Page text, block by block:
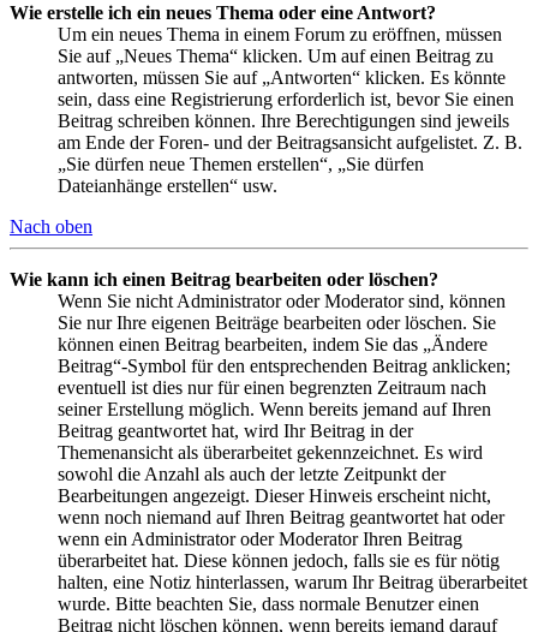
Wie erstelle ich ein neues Thema oder eine Antwort?
Um ein neues Thema in einem Forum zu eröffnen, müssen
Sie auf „Neues Thema“ klicken. Um auf einen Beitrag zu
antworten, müssen Sie auf „Antworten“ klicken. Es könnte
sein, dass eine Registrierung erforderlich ist, bevor Sie einen
Beitrag schreiben können. Ihre Berechtigungen sind jeweils
am Ende der Foren- und der Beitragsansicht aufgelistet. Z. B.
„Sie dürfen neue Themen erstellen“, „Sie dürfen
Dateianhänge erstellen“ usw.
Nach oben
Wie kann ich einen Beitrag bearbeiten oder löschen?
Wenn Sie nicht Administrator oder Moderator sind, können
Sie nur Ihre eigenen Beiträge bearbeiten oder löschen. Sie
können einen Beitrag bearbeiten, indem Sie das „Ändere
Beitrag“-Symbol für den entsprechenden Beitrag anklicken;
eventuell ist dies nur für einen begrenzten Zeitraum nach
seiner Erstellung möglich. Wenn bereits jemand auf Ihren
Beitrag geantwortet hat, wird Ihr Beitrag in der
Themenansicht als überarbeitet gekennzeichnet. Es wird
sowohl die Anzahl als auch der letzte Zeitpunkt der
Bearbeitungen angezeigt. Dieser Hinweis erscheint nicht,
wenn noch niemand auf Ihren Beitrag geantwortet hat oder
wenn ein Administrator oder Moderator Ihren Beitrag
überarbeitet hat. Diese können jedoch, falls sie es für nötig
halten, eine Notiz hinterlassen, warum Ihr Beitrag überarbeitet
wurde. Bitte beachten Sie, dass normale Benutzer einen
Beitrag nicht löschen können, wenn bereits jemand darauf